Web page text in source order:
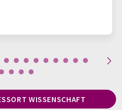
WISSENSCHAFT